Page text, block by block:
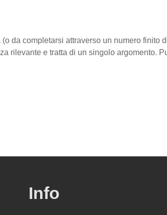
da completarsi attraverso un numero finito
rilevante e tratta di un singolo argomento.
Info